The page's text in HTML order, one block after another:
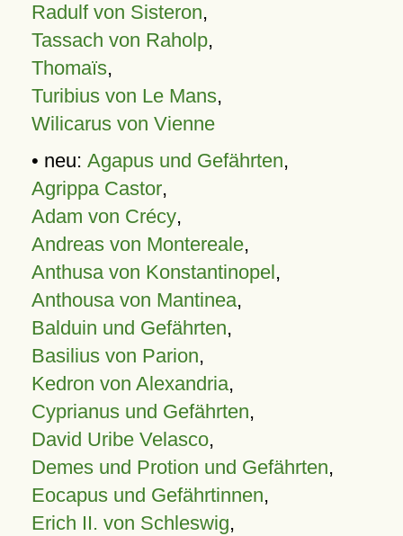
Radulf von Sisteron,
Tassach von Raholp,
Thomaïs,
Turibius von Le Mans,
Wilicarus von Vienne
• neu: Agapus und Gefährten,
Agrippa Castor,
Adam von Crécy,
Andreas von Montereale,
Anthusa von Konstantinopel,
Anthousa von Mantinea,
Balduin und Gefährten,
Basilius von Parion,
Kedron von Alexandria,
Cyprianus und Gefährten,
David Uribe Velasco,
Demes und Protion und Gefährten,
Eocapus und Gefährtinnen,
Erich II. von Schleswig,